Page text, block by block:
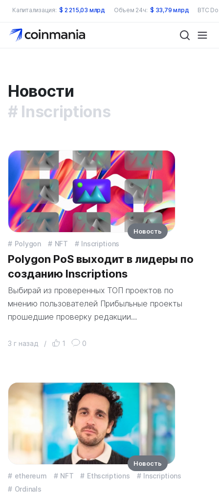
Капитализация: $ 2 215,03 млрд Объем 24ч: $ 33,79 млрд BTC
Новости
Inscriptions
Polygon NFT Inscriptions
Polygon PoS выходит в лидеры по
созданию Inscriptions
Выбирай из проверенных ТОП проектов по
мнению пользователей Прибыльные проекты
прошедшие проверку редакции…
3 г назад / 1 0
Новость
ethereum NFT Ethscriptions
Inscriptions
Ordinals
Новость